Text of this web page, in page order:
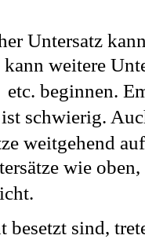
Untersatz
kann weitere
etc. beginnen.
schwierig.
weitgehend
wie
besetzt sind,